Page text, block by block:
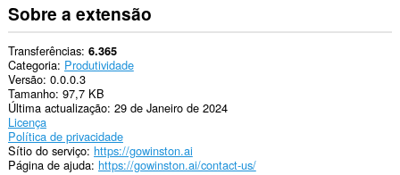
Sobre a extensão
Transferências 6.365
Categoria Produtividade
Versão 0.0.0.3
Tamanho 97,7 KB
Última actualização 29 de Janeiro de 2024
Licença
Política de privacidade
Sítio do serviço https://gowinston.ai
Página de ajuda https://gowinston.ai/contact-us/